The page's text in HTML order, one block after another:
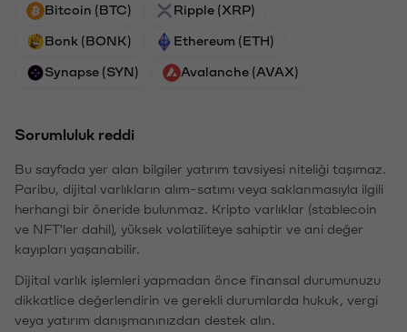
Bitcoin (BTC) Ripple (XRP)
Bonk (BONK) Ethereum (ETH)
Synapse (SYN) Avalanche (AVAX)
Sorumluluk reddi
Bu sayfada yer alan bilgiler yatırım tavsiyesi niteliği taşımaz.
Paribu, dijital varlıkların alım-satımı veya saklanmasıyla ilgili
herhangi bir öneride bulunmaz. Kripto varlıklar (stablecoin
ve NFT'ler dahil), yüksek volatiliteye sahiptir ve ani değer
kayıpları yaşanabilir.
Dijital varlık işlemleri yapmadan önce finansal durumunuzu
dikkatlice değerlendirin ve gerekli durumlarda hukuk, vergi
veya yatırım danışmanınızdan destek alın.